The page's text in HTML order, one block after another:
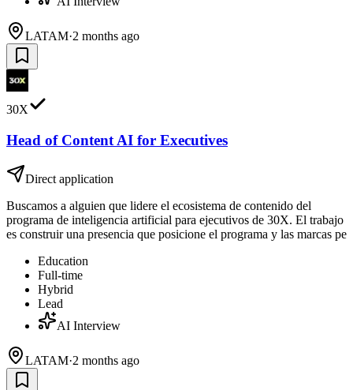
LATAM·2 months ago
30X
Head of Content AI for Executives
Direct application
Buscamos a alguien que lidere el ecosistema de contenido del
programa de inteligencia artificial para ejecutivos de 30X. El trabajo
es construir una presencia que posicione el programa y las marcas pe
Education
Full-time
Hybrid
Lead
AI Interview
LATAM·2 months ago